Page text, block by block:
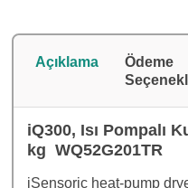
Açıklama
Ödeme
iQ300, Isı Pompalı
kg WQ52G201TR
iSensoric heat-pump